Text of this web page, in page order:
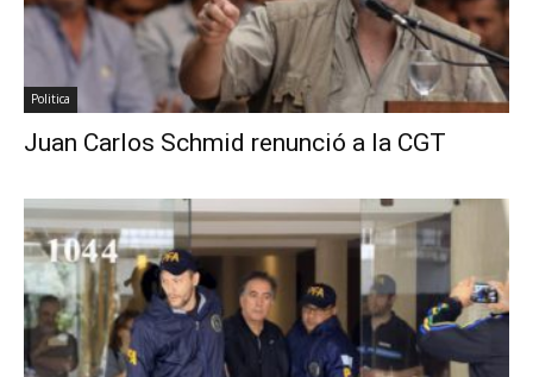
Politica
Juan Carlos Schmid renunció a la CGT